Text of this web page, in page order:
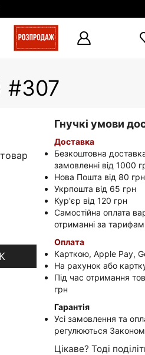
#307
Гнучкі умови
Доставка
Безкоштовна
замовленні від 1000
Нова Пошта від 80 грн
Укрпошта від 65 грн
Кур'єр від 120 грн
Самостійна оплата
отриманні за
Оплата
Карткою, Apple Pay,
На рахунок або
Під час отримання
грн
Гарантія
Усі замовлення та
регулюються Законом
Цікаве? Тоді